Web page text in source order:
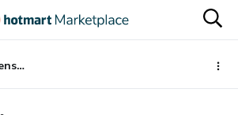
Arrêtez de Trop Penser : Méthode en 7 Jours pour Calmer Votre Esprit et Réduire l’Anxiété